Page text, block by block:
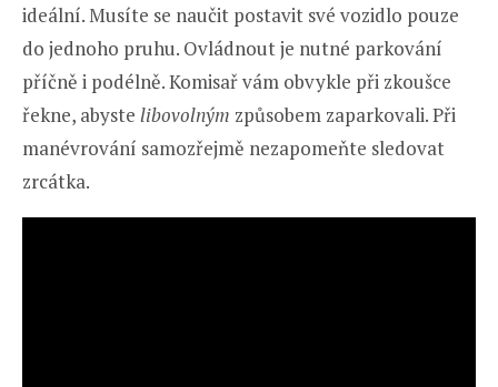
ideální. Musíte se naučit postavit své vozidlo pouze
do jednoho pruhu. Ovládnout je nutné parkování
příčně i podélně. Komisař vám obvykle při zkoušce
řekne, abyste libovolným způsobem zaparkovali. Při
manévrování samozřejmě nezapomeňte sledovat
zrcátka.